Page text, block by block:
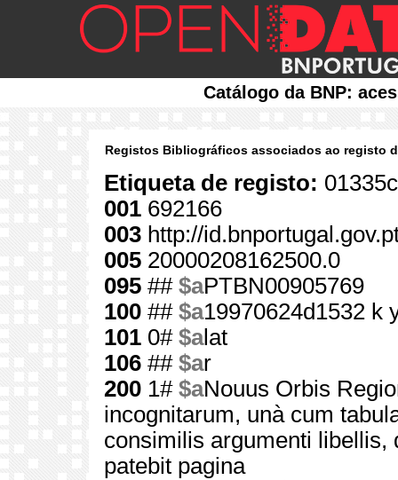
Catálogo da BNP:
Registos Bibliográficos associados ao registo
Etiqueta de registo:
001 692166
003 http://
005 20000208162500.0
095 ## $aPTBN00905769
100 ## $a19970624d1532 k
101 0# $alat
106 ## $ar
200 1# $aNouus Orbis
incognitarum, unà cum
consimilis argumenti libellis,
patebit pagina